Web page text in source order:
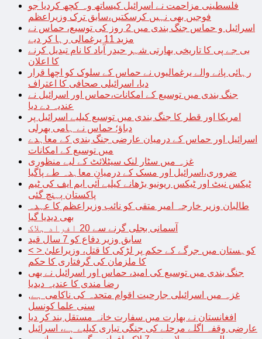
فلسطینی مزاحمت نے اسرائیل کیساتھ وہ کچھ کردیا جو
فوجیں بھی نہیں کرسکتیں،سابق ترک وزیراعظم
اسرائیل و حماس جنگ بندی میں 2 روز کی توسیع، حماس نے
مزید 11 یرغمالی رہا کر دیے
بی جے پی کا تاریخی بھارتی شہر حیدر آباد کا نام تبدیل کرنے
کا اعلان
رہائی پانے والے یرغمالیوں نے حماس کے سلوک کو اچھا قرار
دیا، اسرائیلی صحافی کا اعتراف
جنگ بندی میں توسیع کے امکانات،حماس اور اسرائیل نے
عندیہ دے دیا
امریکا اور قطر کا جنگ بندی میں توسیع کیلیے اسرائیل پر
دباؤ؛ حماس نے ہامی بھرلی
اسرائیل اور حماس کے درمیان عارضی جنگ بندی کے معاہدے
میں توسیع کے امکانات
غزہ میں سٹار لنک سیٹلائٹ کے لیے منظوری
ضروری،اسرائیل اور مسک کے درمیان معاہدہ طے پاگیا
ٹیکس نیٹ اور ٹیکس ریونیو بڑھانے کیلیے آئی ایم ایف کی ٹیم
پاکستان پہنچ گئی
طالبان وزیر خارجہ امیر متقی کو نائب وزیراعظم کا عہدہ
بھی دیدیا گیا
آسمانی بجلی گرنے سے 20 افراد ہلاک
سابق وزیر دفاع کو 7 سال قید
< > کوہستان میں جرگے کے حکم پر لڑکی کا قتل، وزیراعلیٰ
کا ملزمان کی گرفتاری کا حکم
جنگ بندی میں توسیع کی امید، حماس اور اسرائیل نے بھی
رضا مندی کا عندیہ دیدیا
غزہ میں اسرائیلی جارحیت اقوام متحدہ کی ناکامی ہے,
سنی علما کونسل
افغانستان نے بھارت میں سفارت خانہ مستقل بند کر دیا
عارضی وقفہ اگلے مرحلے کی جنگی تیاری کیلیے ہے، اسرائیل